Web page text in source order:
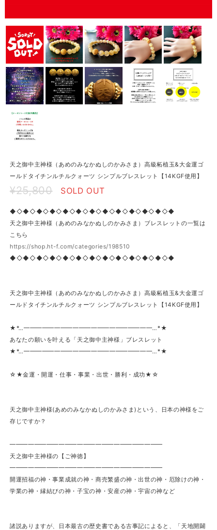
天之御中主神様（あめのみなかぬしのかみさま）高級柘植玉&大金運ゴ
ールドタイチンルチルクォーツ シンプルブレスレット【14KGF使用】
¥25,800 SOLD OUT
◆◇◆◇◆◇◆◇◆◇◆◇◆◇◆◇◆◇◆◇◆◇◆◇◆
天之御中主神様（あめのみなかぬしのかみさま）ブレスレットの一覧は
こちら
https://shop.ht-f.com/categories/198510
◆◇◆◇◆◇◆◇◆◇◆◇◆◇◆◇◆◇◆◇◆◇◆◇◆
天之御中主神様（あめのみなかぬしのかみさま）高級柘植玉&大金運ゴ
ールドタイチンルチルクォーツ シンプルブレスレット【14KGF使用】
★*…━━━━━━━━━━━━━━━━━━━━━…*★
あなたの願いを叶える「天之御中主神様」ブレスレット
★*…━━━━━━━━━━━━━━━━━━━━━…*★
☆★金運・開運・仕事・事業・出世・勝利・成功★☆
天之御中主神様(あめのみなかぬしのかみさま)という、日本の神様をご
存じですか？
━━━━━━━━━━━━━━━━━━━━━━━━━
天之御中主神様の【ご神徳】
━━━━━━━━━━━━━━━━━━━━━━━━━
開運招福の神・事業成就の神・商売繁盛の神・出世の神・厄除けの神・
学業の神・縁結びの神・子宝の神・安産の神・宇宙の神など
諸説ありますが、日本最古の歴史書である古事記によると、「天地開闢